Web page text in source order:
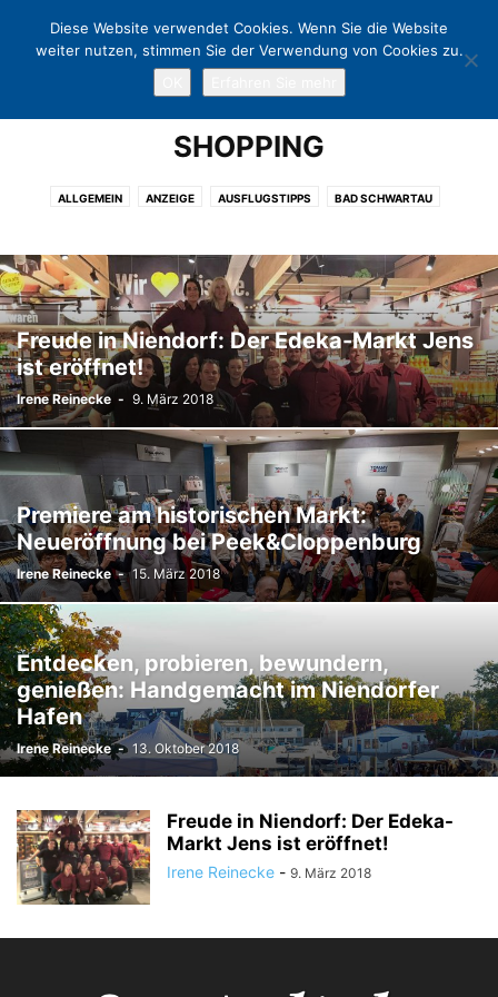
SHOPPING
ALLGEMEIN ANZEIGE AUSFLUGSTIPPS BAD SCHWARTAU
KULTUR KUNST LÜBECK LÜBECKER BUCHT NEUSTADT
NIENDORF OSTHOLSTEIN POLITIK PÖNITZ SCHARBEUTZ
SCHÜRSDORF SHOPPING SPORT TERMINE
TIMMENDORFER STRAND TRAVEMÜNDE WARNSDORF
Freude in Niendorf: Der Edeka-Markt Jens
ist eröffnet!
Irene Reinecke - 9. März 2018
Premiere am historischen Markt:
Neueröffnung bei Peek&Cloppenburg
Irene Reinecke - 15. März 2018
Entdecken, probieren, bewundern,
genießen: Handgemacht im Niendorfer
Hafen
Irene Reinecke - 13. Oktober 2018
Freude in Niendorf: Der Edeka-
Markt Jens ist eröffnet!
Irene Reinecke - 9. März 2018
Diese Website verwendet Cookies. Wenn Sie die Website
weiter nutzen, stimmen Sie der Verwendung von Cookies zu.